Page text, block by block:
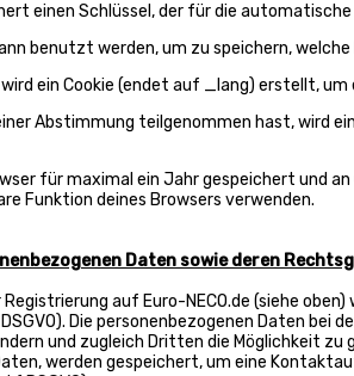
einen Schlüssel, der für die
benutzt werden, um zu speichern,
ein Cookie (endet auf _lang) erstellt, um
Abstimmung teilgenommen hast, wird
für maximal ein Jahr gespeichert und
Funktion deines Browsers verwenden.
Daten sowie deren
Registrierung auf Euro-NECO.de (siehe
Die personenbezogenen Daten bei
und zugleich Dritten die Möglichkeit
werden gespeichert, um eine